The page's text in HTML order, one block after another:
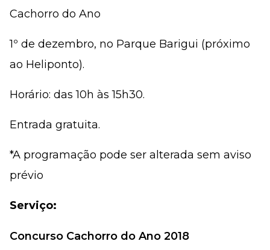
Cachorro do Ano
1º de dezembro, no Parque Barigui (próximo
ao Heliponto).
Horário: das 10h às 15h30.
Entrada gratuita.
*A programação pode ser alterada sem aviso
prévio
Serviço:
Concurso Cachorro do Ano 2018